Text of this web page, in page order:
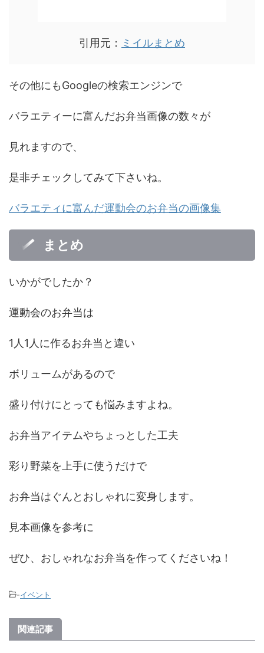
引用元： ミイルまとめ
その他にもGoogleの検索エンジンで
バラエティーに富んだお弁当画像の数々が
見れますので、
是非チェックしてみて下さいね。
バラエティに富んだ運動会のお弁当の画像集
まとめ
いかがでしたか？
運動会のお弁当は
1人1人に作るお弁当と違い
ボリュームがあるので
盛り付けにとっても悩みますよね。
お弁当アイテムやちょっとした工夫
彩り野菜を上手に使うだけで
お弁当はぐんとおしゃれに変身します。
見本画像を参考に
ぜひ、おしゃれなお弁当を作ってくださいね！
-イベント
関連記事